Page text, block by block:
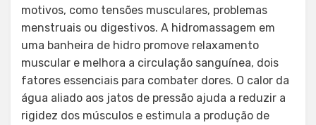
motivos, como tensões musculares, problemas
menstruais ou digestivos. A hidromassagem em
uma banheira de hidro promove relaxamento
muscular e melhora a circulação sanguínea, dois
fatores essenciais para combater dores. O calor da
água aliado aos jatos de pressão ajuda a reduzir a
rigidez dos músculos e estimula a produção de